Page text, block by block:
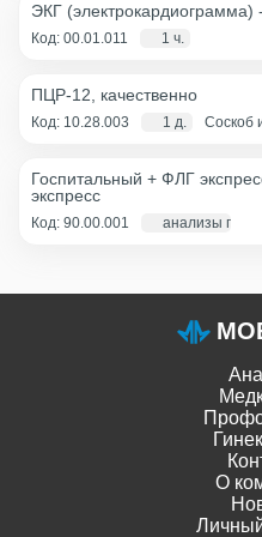
ЭКГ (электрокардиограмма)
Код: 00.01.011 1 ч.
ПЦР-12, качественно
Код: 10.28.003 1 д.
Соскоб
Госпитальный + ФЛГ
экспресс
Код: 90.00.001 анализы по
О